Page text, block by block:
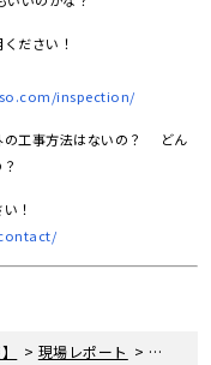
ださい！
inspection/
の工事方法はないの？ どん
！
> 現場レポート > 大阪府